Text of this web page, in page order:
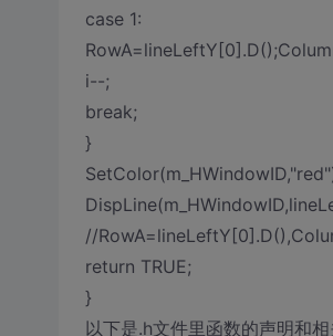
case 1:
i--;
break;
}
//
return TRUE;
}
以下是.h文件里函数的声明和